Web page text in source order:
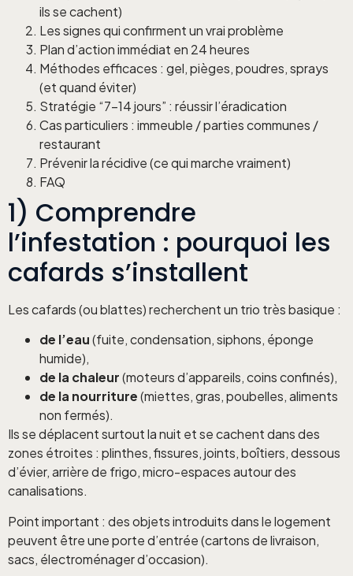
ils se cachent)
Les signes qui confirment un vrai problème
Plan d’action immédiat en 24 heures
Méthodes efficaces : gel, pièges, poudres, sprays
(et quand éviter)
Stratégie “7–14 jours” : réussir l’éradication
Cas particuliers : immeuble / parties communes /
restaurant
Prévenir la récidive (ce qui marche vraiment)
FAQ
1) Comprendre
l’infestation : pourquoi les
cafards s’installent
Les cafards (ou blattes) recherchent un trio très basique :
de l’eau(fuite, condensation, siphons, éponge
humide),
de la chaleur(moteurs d’appareils, coins confinés),
de la nourriture(miettes, gras, poubelles, aliments
non fermés).
Ils se déplacent surtout la nuit et se cachent dans des
zones étroites : plinthes, fissures, joints, boîtiers, dessous
d’évier, arrière de frigo, micro-espaces autour des
canalisations.
Point important : des objets introduits dans le logement
peuvent être une porte d’entrée (cartons de livraison,
sacs, électroménager d’occasion).